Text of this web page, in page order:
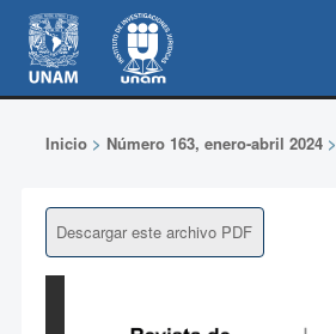
Inicio> Número 163, enero-abril 2024>
Descargar este archivo PDF